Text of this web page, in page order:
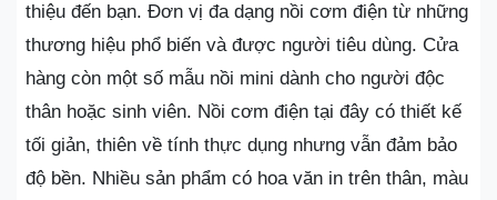
thiệu đến bạn. Đơn vị đa dạng nồi cơm điện từ những
thương hiệu phổ biến và được người tiêu dùng. Cửa
hàng còn một số mẫu nồi mini dành cho người độc
thân hoặc sinh viên. Nồi cơm điện tại đây có thiết kế
tối giản, thiên về tính thực dụng nhưng vẫn đảm bảo
độ bền. Nhiều sản phẩm có hoa văn in trên thân, màu